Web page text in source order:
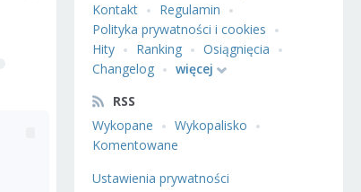
Kontakt
Regulamin
Polityka prywatności i cookies
Hity
Ranking
Osiągnięcia
Changelog
więcej
RSS
Wykopane
Wykopalisko
Komentowane
Ustawienia prywatności